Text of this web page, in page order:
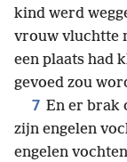
kind werd
vrouw vluchtte
een plaats had
gevoed zou
7 En er brak
zijn engelen
engelen